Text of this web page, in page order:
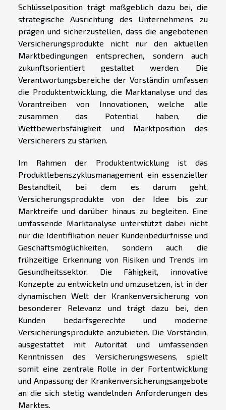
Schlüsselposition trägt maßgeblich dazu bei, die
strategische Ausrichtung des Unternehmens zu
prägen und sicherzustellen, dass die angebotenen
Versicherungsprodukte nicht nur den aktuellen
Marktbedingungen entsprechen, sondern auch
zukunftsorientiert gestaltet werden. Die
Verantwortungsbereiche der Vorständin umfassen
die Produktentwicklung, die Marktanalyse und das
Vorantreiben von Innovationen, welche alle
zusammen das Potential haben, die
Wettbewerbsfähigkeit und Marktposition des
Versicherers zu stärken.
Im Rahmen der Produktentwicklung ist das
Produktlebenszyklusmanagement ein essenzieller
Bestandteil, bei dem es darum geht,
Versicherungsprodukte von der Idee bis zur
Marktreife und darüber hinaus zu begleiten. Eine
umfassende Marktanalyse unterstützt dabei nicht
nur die Identifikation neuer Kundenbedürfnisse und
Geschäftsmöglichkeiten, sondern auch die
frühzeitige Erkennung von Risiken und Trends im
Gesundheitssektor. Die Fähigkeit, innovative
Konzepte zu entwickeln und umzusetzen, ist in der
dynamischen Welt der Krankenversicherung von
besonderer Relevanz und trägt dazu bei, den
Kunden bedarfsgerechte und moderne
Versicherungsprodukte anzubieten. Die Vorständin,
ausgestattet mit Autorität und umfassenden
Kenntnissen des Versicherungswesens, spielt
somit eine zentrale Rolle in der Fortentwicklung
und Anpassung der Krankenversicherungsangebote
an die sich stetig wandelnden Anforderungen des
Marktes.